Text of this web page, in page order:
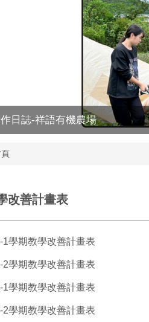
日誌-祥語有機農場
改善計畫表
1學期教學改善計畫表
2學期教學改善計畫表
1學期教學改善計畫表
2學期教學改善計畫表